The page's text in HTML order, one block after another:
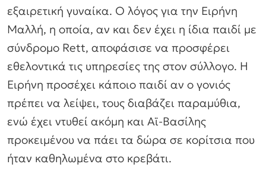
εξαιρετική γυναίκα. Ο λόγος για την Ειρήνη
Μαλλή, η οποία, αν και δεν έχει η ίδια παιδί με
σύνδρομο Rett, αποφάσισε να προσφέρει
εθελοντικά τις υπηρεσίες της στον σύλλογο. Η
Ειρήνη προσέχει κάποιο παιδί αν ο γονιός
πρέπει να λείψει, τους διαβάζει παραμύθια,
ενώ έχει ντυθεί ακόμη και Αϊ-Βασίλης
προκειμένου να πάει τα δώρα σε κορίτσια που
ήταν καθηλωμένα στο κρεβάτι.